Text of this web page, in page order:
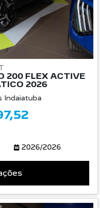
200 FLEX ACTIVE
2026
Indaiatuba
2026/2026